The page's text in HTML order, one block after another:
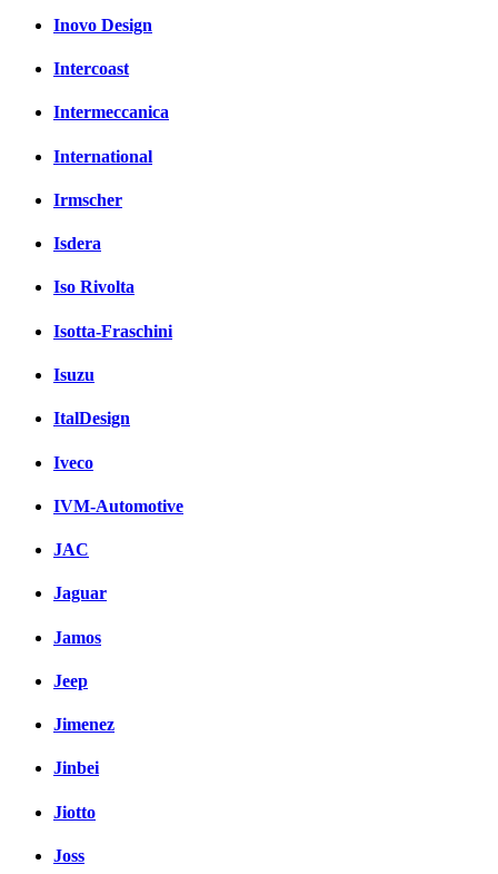
Inovo Design
Intercoast
Intermeccanica
International
Irmscher
Isdera
Iso Rivolta
Isotta-Fraschini
Isuzu
ItalDesign
Iveco
IVM-Automotive
JAC
Jaguar
Jamos
Jeep
Jimenez
Jinbei
Jiotto
Joss